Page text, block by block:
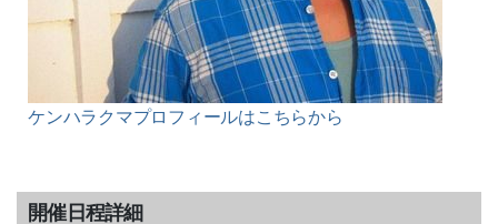
ケンハラクマプロフィールはこちらから
開催日程詳細